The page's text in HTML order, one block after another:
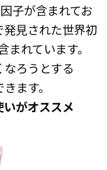
子が含まれてお
見された世界初
れています。
ろうとする
ます。
がオススメ